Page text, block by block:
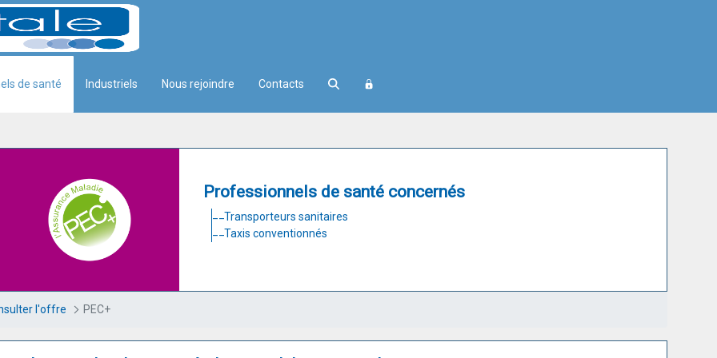
de santé Industriels Nous rejoindre Contacts
Professionnels de santé concernés
Transporteurs sanitaires
Taxis conventionnés
l'offre PEC+